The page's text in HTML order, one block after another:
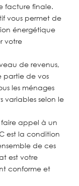
facture finale.
vous permet de
énergétique
votre
de revenus,
partie de vos
les ménages
variables selon le
appel à un
est la condition
de ces
est votre
conforme et